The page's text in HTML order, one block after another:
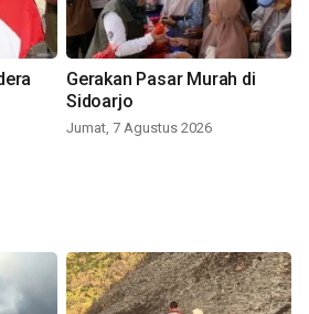
Gerakan Pasar Murah di
Sidoarjo
Jumat, 7 Agustus 2026